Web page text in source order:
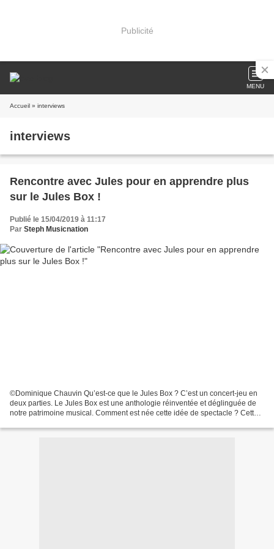
Publicité
MENU
Accueil » interviews
interviews
Rencontre avec Jules pour en apprendre plus
sur le Jules Box !
Publié le 15/04/2019 à 11:17
Par Steph Musicnation
©Dominique Chauvin Qu’est-ce que le Jules Box ? C’est un concert-jeu en
deux parties. Le Jules Box est une anthologie réinventée et déglinguée de
notre patrimoine musical. Comment est née cette idée de spectacle ? Cette